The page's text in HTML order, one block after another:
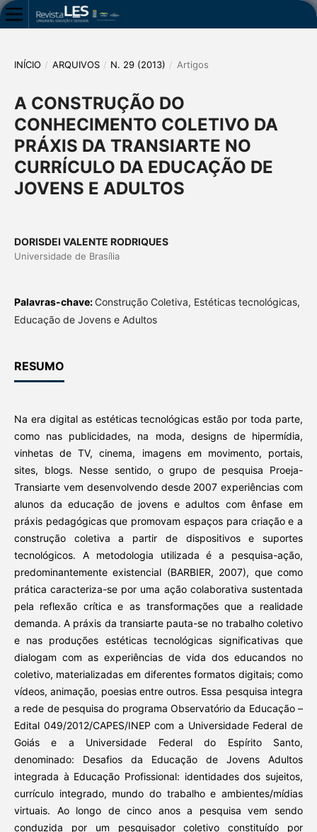
INÍCIO / ARQUIVOS / N. 29 (2013) / Artigos
A CONSTRUÇÃO DO
CONHECIMENTO COLETIVO DA
PRÁXIS DA TRANSIARTE NO
CURRÍCULO DA EDUCAÇÃO DE
JOVENS E ADULTOS
DORISDEI VALENTE RODRIQUES
Universidade de Brasília
Palavras-chave: Construção Coletiva, Estéticas tecnológicas,
Educação de Jovens e Adultos
RESUMO
Na era digital as estéticas tecnológicas estão por toda parte,
como nas publicidades, na moda, designs de hipermídia,
vinhetas de TV, cinema, imagens em movimento, portais,
sites, blogs. Nesse sentido, o grupo de pesquisa Proeja-
Transiarte vem desenvolvendo desde 2007 experiências com
alunos da educação de jovens e adultos com ênfase em
práxis pedagógicas que promovam espaços para criação e a
construção coletiva a partir de dispositivos e suportes
tecnológicos. A metodologia utilizada é a pesquisa-ação,
predominantemente existencial (BARBIER, 2007), que como
prática caracteriza-se por uma ação colaborativa sustentada
pela reflexão crítica e as transformações que a realidade
demanda. A práxis da transiarte pauta-se no trabalho coletivo
e nas produções estéticas tecnológicas significativas que
dialogam com as experiências de vida dos educandos no
coletivo, materializadas em diferentes formatos digitais; como
vídeos, animação, poesias entre outros. Essa pesquisa integra
a rede de pesquisa do programa Observatório da Educação –
Edital 049/2012/CAPES/INEP com a Universidade Federal de
Goiás e a Universidade Federal do Espírito Santo,
denominado: Desafios da Educação de Jovens Adultos
integrada à Educação Profissional: identidades dos sujeitos,
currículo integrado, mundo do trabalho e ambientes/mídias
virtuais. Ao longo de cinco anos a pesquisa vem sendo
conduzida por um pesquisador coletivo constituído por